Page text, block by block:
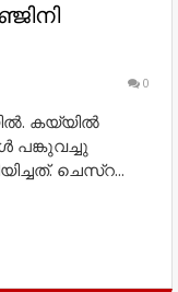
0
കയ്യില്‍
പങ്കുവച്ചു
ചെസ്റ...